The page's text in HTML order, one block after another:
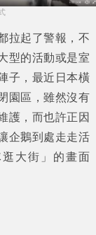
拉起了警報，不
型的活動或是室
子，最近日本橫
園區，雖然沒有
護，而也許正因
企鵝到處走走活
大街 」的畫面